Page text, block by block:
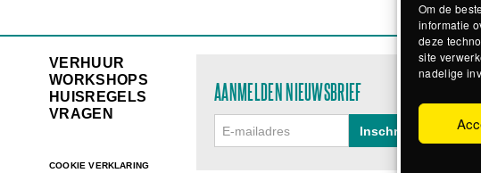
Om de
informatie
deze
site
nadelige
VERHUUR
WORKSHOPS
HUISREGELS
VRAGEN
COOKIE VERKLARING
AANMELDEN NIEUWSBRIEF